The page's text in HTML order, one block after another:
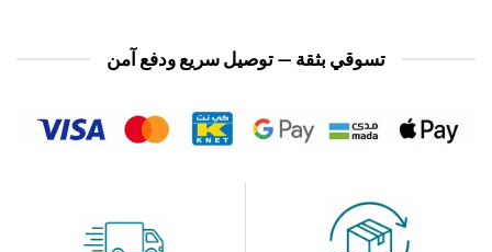
تسوقي بثقة — توصيل سريع ودفع آمن